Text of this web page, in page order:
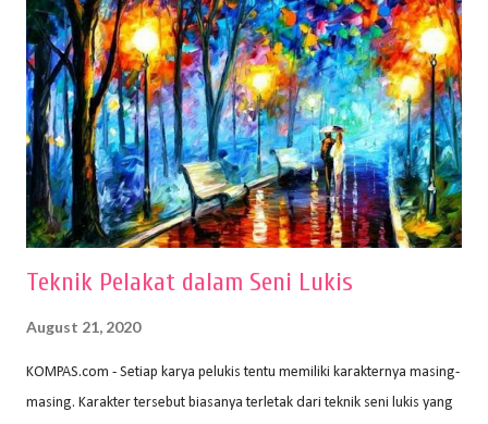
menggambar bentuk: 1. Kertas Gambar Kegiatan menggambar
membutuhkan kertas yang baik agar proses pembuatan gambar lebih
nyaman dan maksimal. Bahan kertas yang baik salah satu syaratnya
adalah tidak mudah sobek, mengingat menggambar merupakan
proses menggores dan menghapus. Kertas adalah bahan yang paling
ideal digunakan untuk menggambar. Dalam menggambar
menggunakan pen...
Teknik Pelakat dalam Seni Lukis
August 21, 2020
KOMPAS.com - Setiap karya pelukis tentu memiliki karakternya masing-
masing. Karakter tersebut biasanya terletak dari teknik seni lukis yang